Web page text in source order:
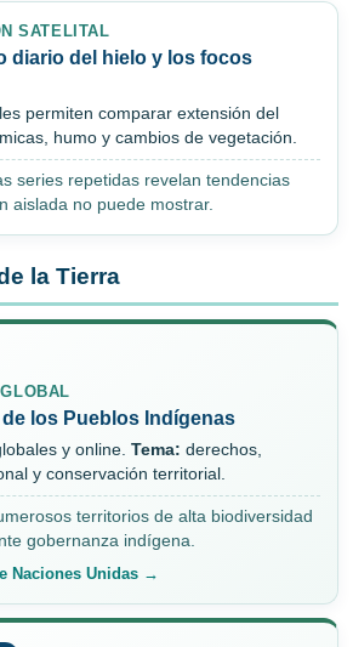
SATELITAL
diario del hielo y los focos
permiten comparar extensión del
humo y cambios de vegetación.
series repetidas revelan tendencias
aislada no puede mostrar.
la Tierra
los Pueblos Indígenas
y online. Tema: derechos,
y conservación territorial.
territorios de alta biodiversidad
gobernanza indígena.
Naciones Unidas →